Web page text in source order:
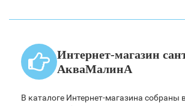
Интернет-магазин
АкваМалинА
В каталоге Интернет-магазина собраны